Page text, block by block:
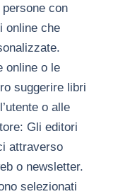
con
online che
online o le
suggerire libri
o alle
Gli editori
attraverso
o newsletter.
selezionati